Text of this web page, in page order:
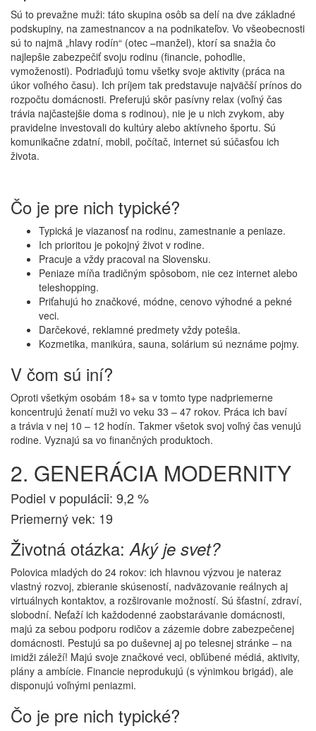
Sú to prevažne muži: táto skupina osôb sa delí na dve základné
podskupiny, na zamestnancov a na podnikateľov. Vo všeobecnosti
sú to najmä „hlavy rodín“ (otec –manžel), ktorí sa snažia čo
najlepšie zabezpečiť svoju rodinu (financie, pohodlie,
vymoženosti). Podriaďujú tomu všetky svoje aktivity (práca na
úkor voľného času). Ich príjem tak predstavuje najväčší prínos do
rozpočtu domácnosti. Preferujú skôr pasívny relax (voľný čas
trávia najčastejšie doma s rodinou), nie je u nich zvykom, aby
pravidelne investovali do kultúry alebo aktívneho športu. Sú
komunikačne zdatní, mobil, počítač, internet sú súčasťou ich
života.
Čo je pre nich typické?
Typická je viazanosť na rodinu, zamestnanie a peniaze.
Ich prioritou je pokojný život v rodine.
Pracuje a vždy pracoval na Slovensku.
Peniaze míňa tradičným spôsobom, nie cez internet alebo
teleshopping.
Priťahujú ho značkové, módne, cenovo výhodné a pekné
veci.
Darčekové, reklamné predmety vždy potešia.
Kozmetika, manikúra, sauna, solárium sú neznáme pojmy.
V čom sú iní?
Oproti všetkým osobám 18+ sa v tomto type nadpriemerne
koncentrujú ženatí muži vo veku 33 – 47 rokov. Práca ich baví
a trávia v nej 10 – 12 hodín. Takmer všetok svoj voľný čas venujú
rodine. Vyznajú sa vo finančných produktoch.
2. GENERÁCIA MODERNITY
Podiel v populácii: 9,2 %
Priemerný vek: 19
Životná otázka:Aký je svet?
Polovica mladých do 24 rokov: ich hlavnou výzvou je nateraz
vlastný rozvoj, zbieranie skúseností, nadväzovanie reálnych aj
virtuálnych kontaktov, a rozširovanie možností. Sú šťastní, zdraví,
slobodní. Neťaží ich každodenné zaobstarávanie domácnosti,
majú za sebou podporu rodičov a zázemie dobre zabezpečenej
domácnosti. Pestujú sa po duševnej aj po telesnej stránke – na
imidži záleží! Majú svoje značkové veci, obľúbené médiá, aktivity,
plány a ambície. Financie neprodukujú (s výnimkou brigád), ale
disponujú voľnými peniazmi.
Čo je pre nich typické?